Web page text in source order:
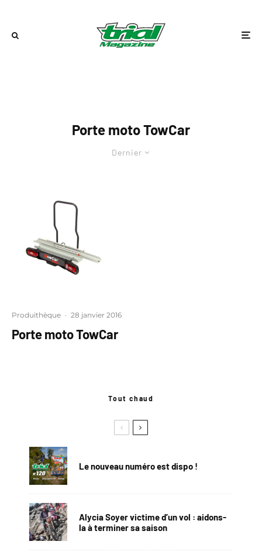
Porte moto TowCar
Dernier
Produithèque · 28 janvier 2016
Porte moto TowCar
Tout chaud
Le nouveau numéro est dispo !
Alycia Soyer victime d’un vol : aidons-
la à terminer sa saison